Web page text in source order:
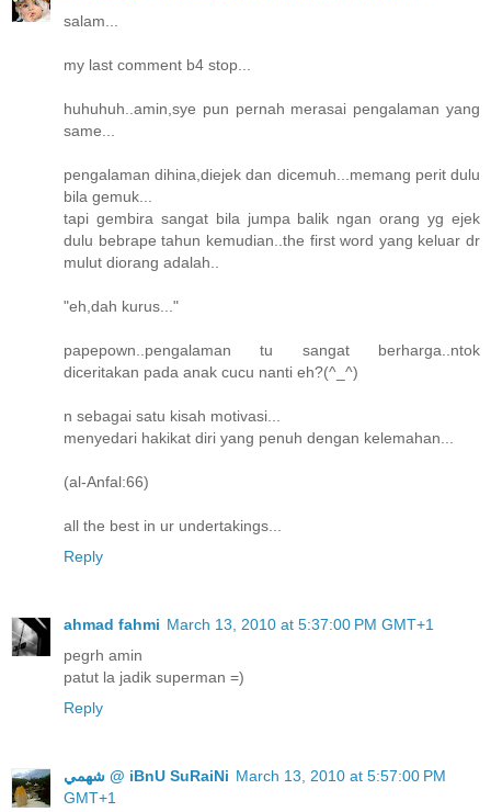
salam...
my last comment b4 stop...
huhuhuh..amin,sye pun pernah merasai pengalaman yang
same...
pengalaman dihina,diejek dan dicemuh...memang perit dulu
bila gemuk...
tapi gembira sangat bila jumpa balik ngan orang yg ejek
dulu bebrape tahun kemudian..the first word yang keluar dr
mulut diorang adalah..
"eh,dah kurus..."
papepown..pengalaman tu sangat berharga..ntok
diceritakan pada anak cucu nanti eh?(^_^)
n sebagai satu kisah motivasi...
menyedari hakikat diri yang penuh dengan kelemahan...
(al-Anfal:66)
all the best in ur undertakings...
Reply
ahmad fahmi March 13, 2010 at 5:37:00 PM GMT+1
pegrh amin
patut la jadik superman =)
Reply
ﺷﻬﻤﻲ @ iBnU SuRaiNi March 13, 2010 at 5:57:00 PM
GMT+1